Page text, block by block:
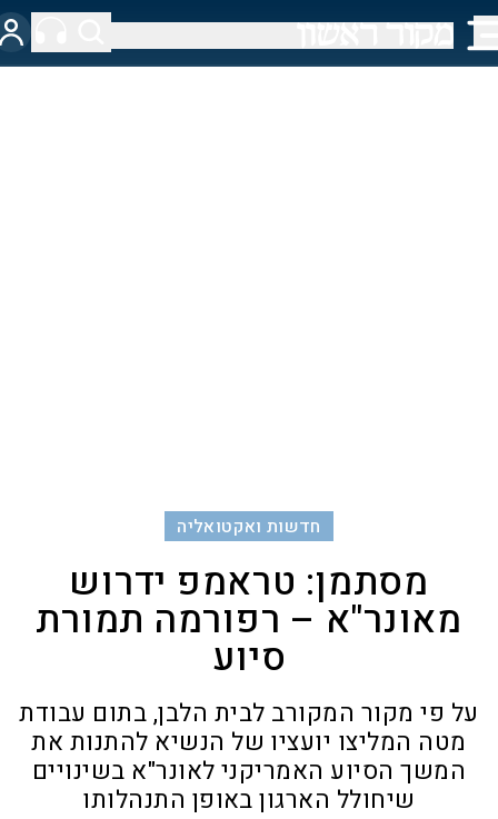
חדשות ואקטואליה
מסתמן: טראמפ ידרוש
מאונר"א – רפורמה תמורת
סיוע
על פי מקור המקורב לבית הלבן, בתום עבודת
מטה המליצו יועציו של הנשיא להתנות את
המשך הסיוע האמריקני לאונר"א בשינויים
שיחולל הארגון באופן התנהלותו